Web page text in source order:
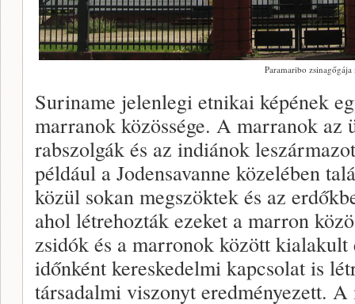
Paramaribo zsinagőgája
Suriname jelenlegi etnikai képének
marranok közössége. A marranok az
rabszolgák és az indiánok
például a Jodensavanne közelében
közül sokan megszöktek és az
ahol létrehozták ezeket a marron
zsidók és a marronok között kialakult
időnként kereskedelmi kapcsolat is
társadalmi viszonyt eredményezett.